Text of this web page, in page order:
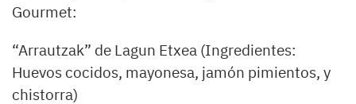
Gourmet:
“Arrautzak” de Lagun Etxea (Ingredientes:
Huevos cocidos, mayonesa, jamón pimientos, y
chistorra)